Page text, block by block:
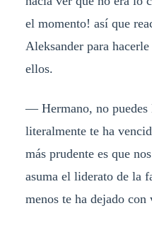
el momento! así que
Aleksander para
ellos.
— Hermano, no puedes
literalmente te ha
más prudente es que
asuma el liderato de la
menos te ha dejado con